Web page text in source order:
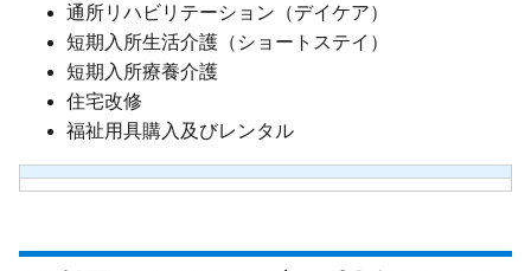
通所リハビリテーション（デイケア）
短期入所生活介護（ショートステイ）
短期入所療養介護
住宅改修
福祉用具購入及びレンタル